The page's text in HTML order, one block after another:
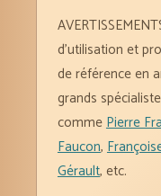
d’utilisation et
de référence en
grands
commePierre
Faucon,
Gérault, etc.